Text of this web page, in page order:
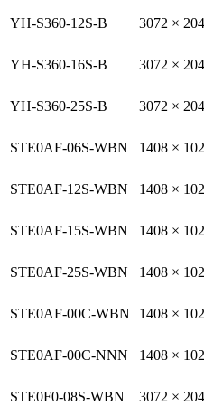
YH-S360-12S-B 3072 ×
YH-S360-16S-B 3072 ×
YH-S360-25S-B 3072 ×
STE0AF-06S-WBN 1408 ×
STE0AF-12S-WBN 1408 ×
STE0AF-15S-WBN 1408 ×
STE0AF-25S-WBN 1408 ×
STE0AF-00C-WBN 1408 ×
STE0AF-00C-NNN 1408 ×
STE0F0-08S-WBN 3072 ×